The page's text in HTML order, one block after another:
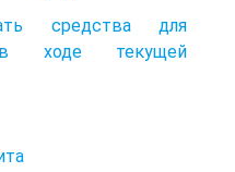
средства для
ходе текущей